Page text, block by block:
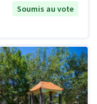
Soumis au vote